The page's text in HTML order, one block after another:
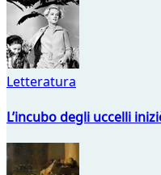
Letteratura
L’incubo degli uccelli